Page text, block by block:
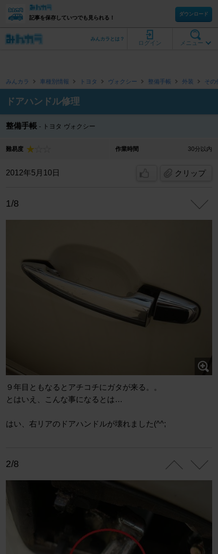
記事を保存していつでも見られる！
ダウンロード
メニュー
ログイン
みんカラとは？
みんカラ 車種別情報 トヨタ ヴォクシー 整備手帳 外装 その
ドアハンドル修理
整備手帳 トヨタ ヴォクシー
難易度 作業時間 30分以内
2012年5月10日 クリップ
1/8
９年目ともなるとアチコチにガタが来る。。
とはいえ、こんな事になるとは…
はい、右リアのドアハンドルが壊れました(^^;
2/8